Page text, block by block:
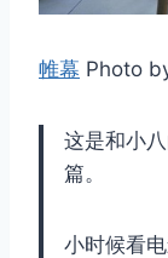
帷幕 Photo
这是和小
篇。
小时候看